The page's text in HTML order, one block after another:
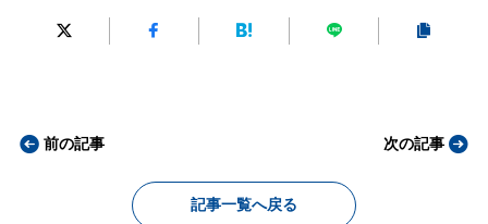
前の記事
記事一覧へ戻る
次の記事